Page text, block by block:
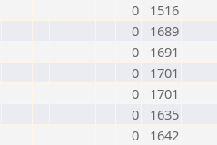
0
1516
0
1689
0
1691
0
1701
0
1701
0
1635
0
1642